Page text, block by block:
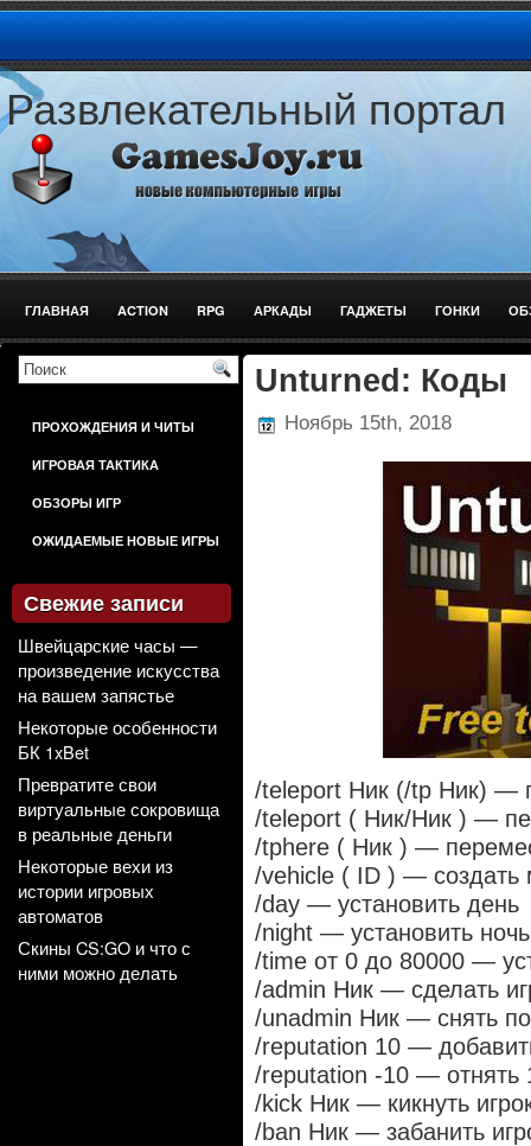
Развлекательный портал
ГЛАВНАЯ ACTION RPG АРКАДЫ ГАДЖЕТЫ ГОНКИ
ШУТЕРЫ
ПРОХОЖДЕНИЯ И ЧИТЫ
ИГРОВАЯ ТАКТИКА
ОБЗОРЫ ИГР
ОЖИДАЕМЫЕ НОВЫЕ ИГРЫ
Свежие записи
Швейцарские часы —
произведение искусства
на вашем запястье
Некоторые особенности
БК 1xBet
Превратите свои
виртуальные сокровища
в реальные деньги
Некоторые вехи из
истории игровых
автоматов
Скины CS:GO и что с
ними можно делать
Unturned: Коды
Ноябрь 15th, 2018
/teleport Ник (/tp Ник) —
/teleport ( Ник/Ник ) —
/tphere ( Ник ) —
/vehicle ( ID ) —
/day — установить день
/night — установить ночь
/time от 0 до 80000 —
/admin Ник — сделать
/unadmin Ник — снять
/reputation 10 —
/reputation -10 — отнять
/kick Ник — кикнуть
/ban Ник — забанить